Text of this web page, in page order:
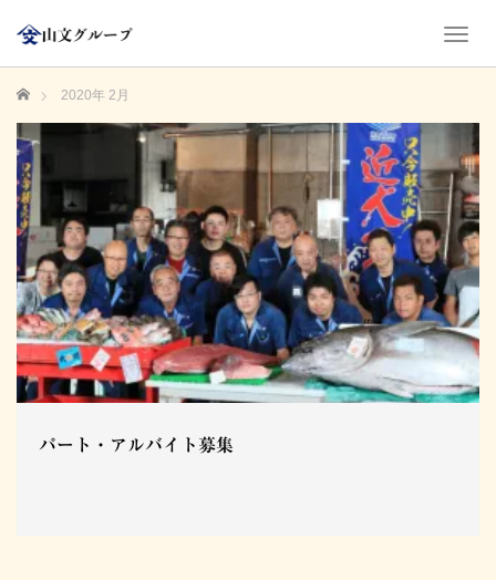
T
l
n
a
v
i
g
a
t
i
o
n
ホーム 2020年 2月
パート・アルバイト募集